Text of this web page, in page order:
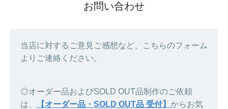
お問い合わせ
当店に対するご意見ご感想など、こちらのフォーム
よりご連絡ください。
◎オーダー品およびSOLD OUT品制作のご依頼
は、
【オーダー品・SOLD OUT品 受付】 からお気